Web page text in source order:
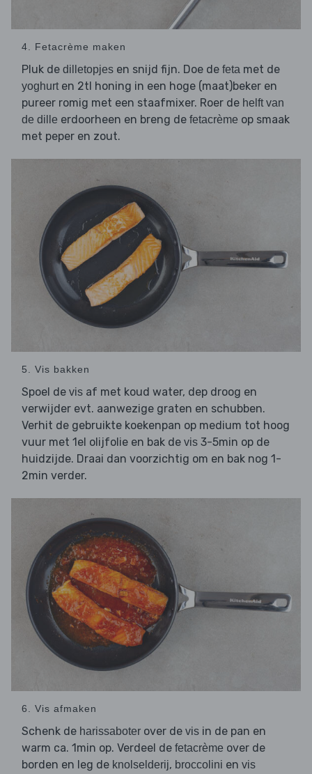
4. Fetacrème maken
Pluk de dilletopjes en snijd fijn. Doe de feta met de
yoghurt en 2tl honing in een hoge (maat)beker en
pureer romig met een staafmixer. Roer de helft van
de dille erdoorheen en breng de fetacrème op smaak
met peper en zout.
5. Vis bakken
Spoel de vis af met koud water, dep droog en
verwijder evt. aanwezige graten en schubben.
Verhit de gebruikte koekenpan op medium tot hoog
vuur met 1el olijfolie en bak de vis 3-5min op de
huidzijde. Draai dan voorzichtig om en bak nog 1-
2min verder.
6. Vis afmaken
Schenk de harissaboter over de vis in de pan en
warm ca. 1min op. Verdeel de fetacrème over de
borden en leg de knolselderij, broccolini en vis